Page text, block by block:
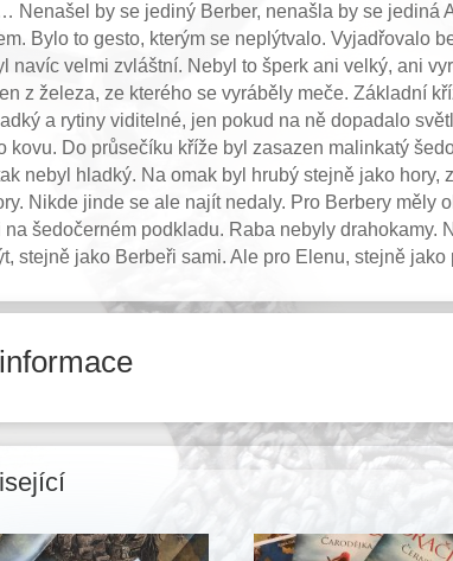
Nenašel by se jediný Berber, nenašla by se jediná
Bylo to gesto, kterým se neplýtvalo. Vyjadřovalo
navíc velmi zvláštní. Nebyl to šperk ani velký, ani
z železa, ze kterého se vyráběly meče. Základní
a rytiny viditelné, jen pokud na ně dopadalo
kovu. Do průsečíku kříže byl zasazen malinkatý
nebyl hladký. Na omak byl hrubý stejně jako
Nikde jinde se ale najít nedaly. Pro Berbery měly
na šedočerném podkladu. Raba nebyly
stejně jako Berbeři sami. Ale pro Elenu, stejně